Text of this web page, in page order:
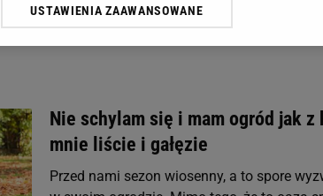
Nie schylam się i mam ogród jak
mnie liście i gałęzie
Przed nami sezon wiosenny, a to spore
Klikając „Akceptuję” wyrażasz też zgodę na
My, nasi Zaufani Partnerzy i Agora S.A. możemy
Użycie dokładnych danych geolokalizacyjnych. Aktywne
Przechowywanie informacji na urządzeniu lub dostęp do
badnie odbiorców i ulepszanie usług.
Lista Zaufanych
USTAWIENIA ZAAWANSOWANE